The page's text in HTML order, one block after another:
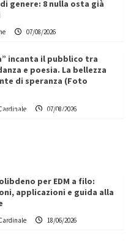
genere: 8 nulla osta già
07/08/2026
incanta il pubblico tra
e poesia. La bellezza
di speranza (Foto
07/08/2026
partner chiave
per la transizione
per EDM a filo:
applicazioni e guida alla
18/06/2026